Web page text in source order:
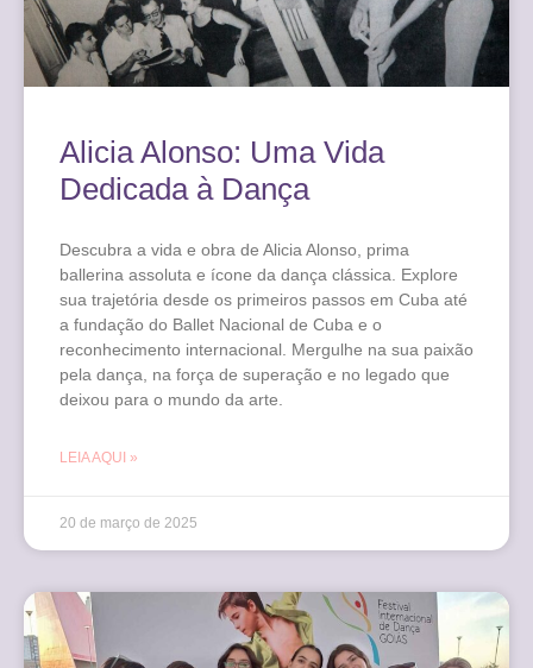
Alicia Alonso: Uma Vida
Dedicada à Dança
Descubra a vida e obra de Alicia Alonso, prima
ballerina assoluta e ícone da dança clássica. Explore
sua trajetória desde os primeiros passos em Cuba até
a fundação do Ballet Nacional de Cuba e o
reconhecimento internacional. Mergulhe na sua paixão
pela dança, na força de superação e no legado que
deixou para o mundo da arte.
LEIA AQUI »
20 de março de 2025